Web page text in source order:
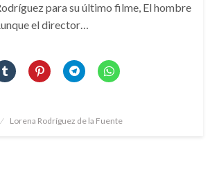
para su último filme, El hombre
el director…
Lorena Rodríguez de la Fuente